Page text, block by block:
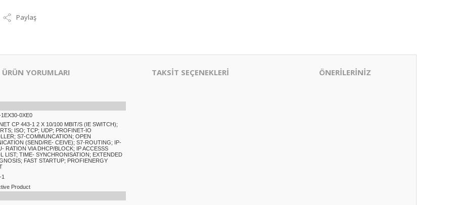
Paylaş
ÜRÜN YORUMLARI TAKSİT SEÇENEKLERİ ÖNERİLERİNİZ
0XE0
CP 443-1 2 X 10/100 MBIT/S (IE SWITCH);
ISO; TCP; UDP; PROFINET-IO
S7-COMMUNCATION; OPEN
(SEND/RE- CEIVE); S7-ROUTING; IP-
RATION VIA DHCP/BLOCK; IP ACCESSS
LIST; TIME- SYNCHRONISATION; EXTENDED
FAST STARTUP; PROFIENERGY
Product